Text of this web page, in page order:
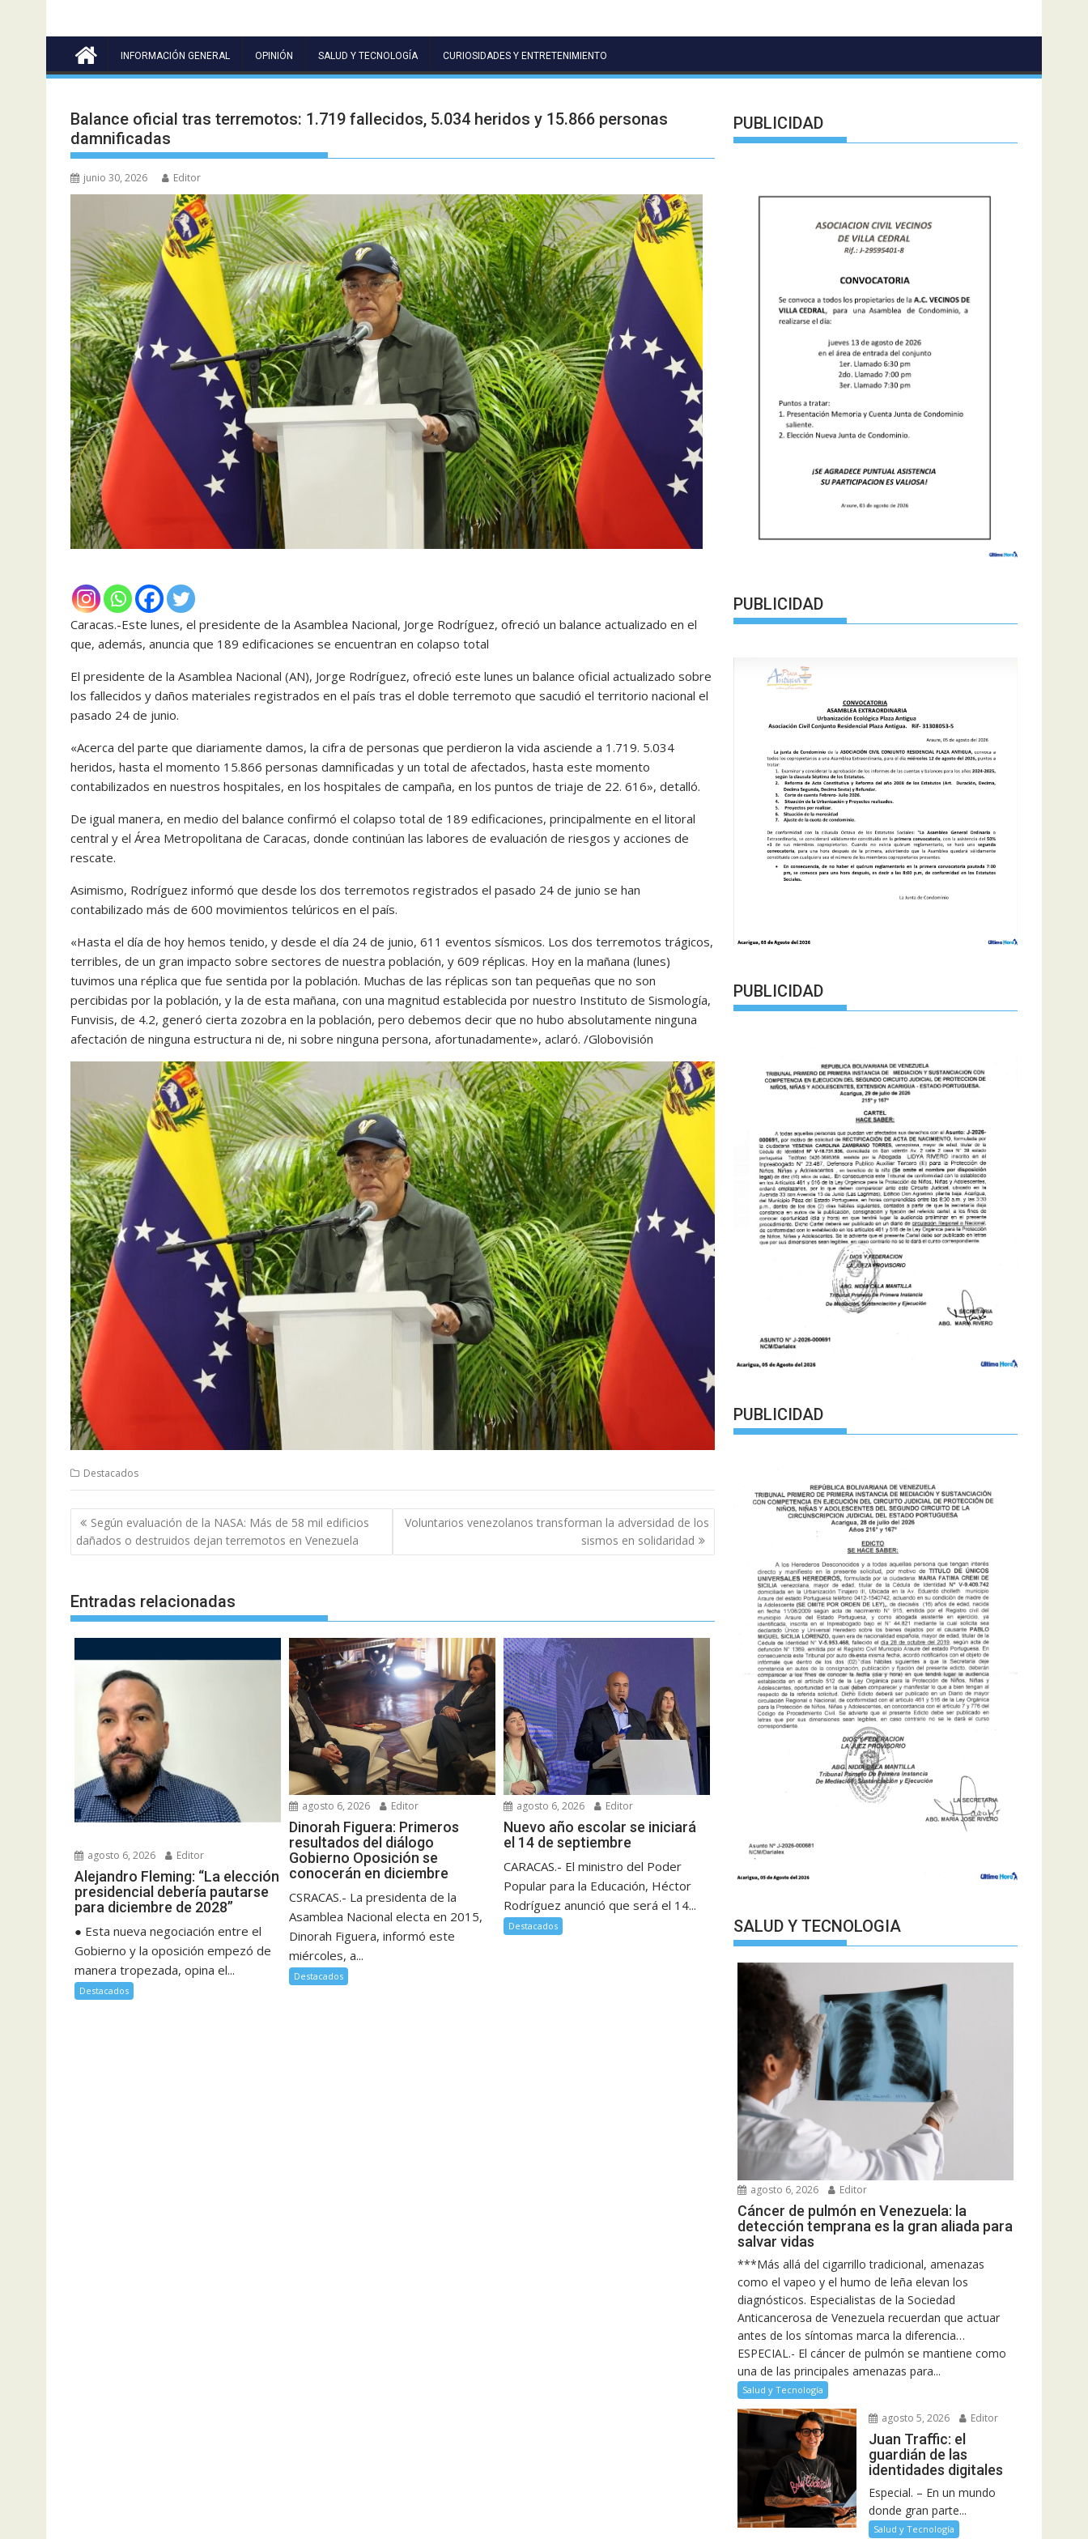
INFORMACIÓN GENERAL OPINIÓN SALUD Y TECNOLOGÍA CURIOSIDADES Y ENTRETENIMIENTO
Balance oficial tras terremotos: 1.719 fallecidos, 5.034 heridos y 15.866 personas
damnificadas
junio 30, 2026 Editor
Caracas.-Este lunes, el presidente de la Asamblea Nacional, Jorge Rodríguez, ofreció un balance actualizado en el
que, además, anuncia que 189 edificaciones se encuentran en colapso total
El presidente de la Asamblea Nacional (AN), Jorge Rodríguez, ofreció este lunes un balance oficial actualizado sobre
los fallecidos y daños materiales registrados en el país tras el doble terremoto que sacudió el territorio nacional el
pasado 24 de junio.
«Acerca del parte que diariamente damos, la cifra de personas que perdieron la vida asciende a 1.719. 5.034
heridos, hasta el momento 15.866 personas damnificadas y un total de afectados, hasta este momento
contabilizados en nuestros hospitales, en los hospitales de campaña, en los puntos de triaje de 22. 616», detalló.
De igual manera, en medio del balance confirmó el colapso total de 189 edificaciones, principalmente en el litoral
central y el Área Metropolitana de Caracas, donde continúan las labores de evaluación de riesgos y acciones de
rescate.
Asimismo, Rodríguez informó que desde los dos terremotos registrados el pasado 24 de junio se han
contabilizado más de 600 movimientos telúricos en el país.
«Hasta el día de hoy hemos tenido, y desde el día 24 de junio, 611 eventos sísmicos. Los dos terremotos trágicos,
terribles, de un gran impacto sobre sectores de nuestra población, y 609 réplicas. Hoy en la mañana (lunes)
tuvimos una réplica que fue sentida por la población. Muchas de las réplicas son tan pequeñas que no son
percibidas por la población, y la de esta mañana, con una magnitud establecida por nuestro Instituto de Sismología,
Funvisis, de 4.2, generó cierta zozobra en la población, pero debemos decir que no hubo absolutamente ninguna
afectación de ninguna estructura ni de, ni sobre ninguna persona, afortunadamente», aclaró. /Globovisión
Destacados
Navegación
de
entradas
Según evaluación de la NASA: Más de 58 mil edificios
dañados o destruidos dejan terremotos en Venezuela
Voluntarios venezolanos transforman la adversidad de los
sismos en solidaridad
Entradas relacionadas
agosto 6, 2026 Editor
Alejandro Fleming: “La elección
presidencial debería pautarse
para diciembre de 2028”
● Esta nueva negociación entre el
Gobierno y la oposición empezó de
manera tropezada, opina el...
Destacados
agosto 6, 2026 Editor
Dinorah Figuera: Primeros
resultados del diálogo
Gobierno Oposición se
conocerán en diciembre
CSRACAS.- La presidenta de la
Asamblea Nacional electa en 2015,
Dinorah Figuera, informó este
miércoles, a...
Destacados
agosto 6, 2026 Editor
Nuevo año escolar se iniciará
el 14 de septiembre
CARACAS.- El ministro del Poder
Popular para la Educación, Héctor
Rodríguez anunció que será el 14...
Destacados
PUBLICIDAD
PUBLICIDAD
PUBLICIDAD
PUBLICIDAD
SALUD Y TECNOLOGIA
agosto 6, 2026 Editor
Cáncer de pulmón en Venezuela: la
detección temprana es la gran aliada para
salvar vidas
***Más allá del cigarrillo tradicional, amenazas
como el vapeo y el humo de leña elevan los
diagnósticos. Especialistas de la Sociedad
Anticancerosa de Venezuela recuerdan que actuar
antes de los síntomas marca la diferencia…
ESPECIAL.- El cáncer de pulmón se mantiene como
una de las principales amenazas para...
Salud y Tecnología
agosto 5, 2026 Editor
Juan Traffic: el
guardián de las
identidades digitales
Especial. – En un mundo
donde gran parte...
Salud y Tecnología